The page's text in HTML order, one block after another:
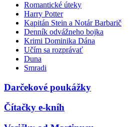
Romantické úteky
Harry Potter
Kapitán Stein a Notár Barbarič
Denník odvážneho bojka
Krimi Dominika Dána
Učím sa rozprávať
Duna
Smradi
Darčekové poukážky
Čítačky e-kníh